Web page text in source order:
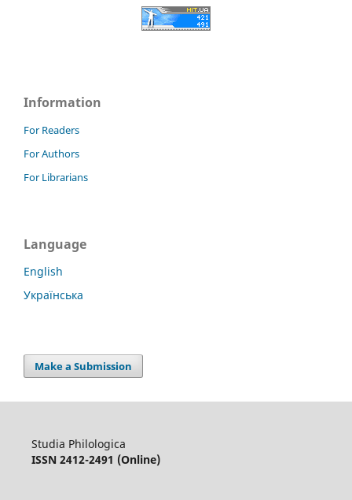
Information
For Readers
For Authors
For Librarians
Language
English
Українська
Make a Submission
Studia Philologica
ISSN 2412-2491 (Online)